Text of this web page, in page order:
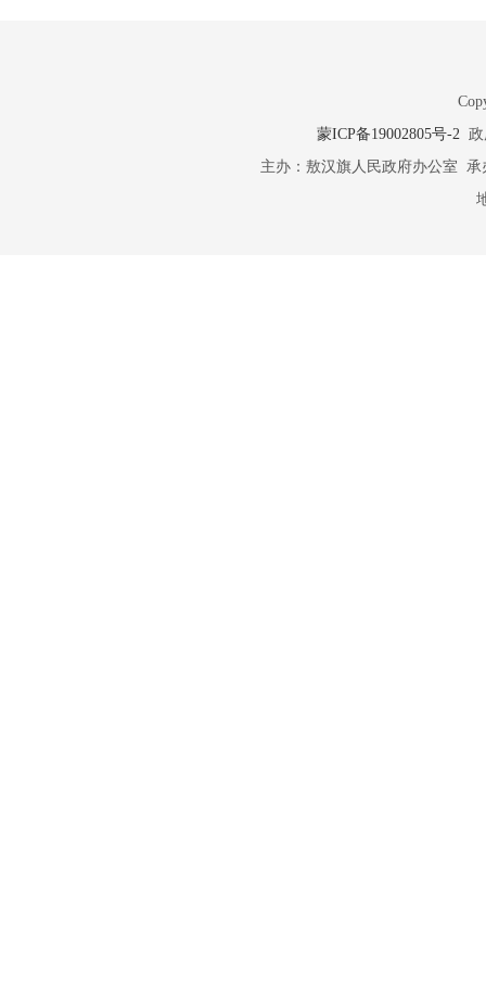
蒙ICP备19002805号-2政
主办：敖汉旗人民政府办公室